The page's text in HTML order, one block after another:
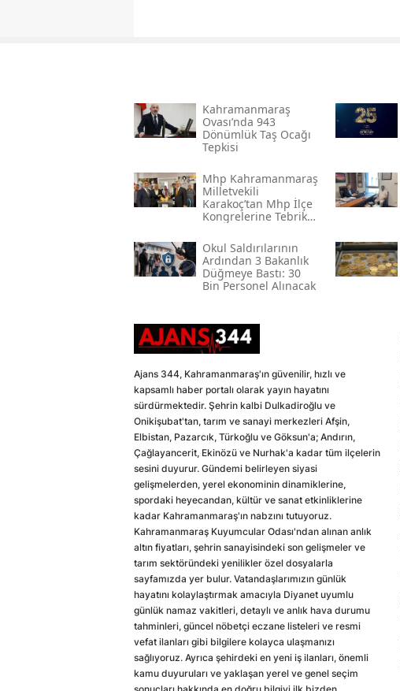
Kahramanmaraş
Ovası’nda 943
Dönümlük Taş Ocağı
Tepkisi
Mhp Kahramanmaraş
Milletvekili
Karakoç’tan Mhp İlçe
Kongrelerine Tebrik
Okul Saldırılarının
Ardından 3 Bakanlık
Düğmeye Bastı: 30
Bin Personel Alınacak
Ajans 344, Kahramanmaraş'ın güvenilir, hızlı ve
kapsamlı haber portalı olarak yayın hayatını
sürdürmektedir. Şehrin kalbi Dulkadiroğlu ve
Onikişubat'tan, tarım ve sanayi merkezleri Afşin,
Elbistan, Pazarcık, Türkoğlu ve Göksun'a; Andırın,
Çağlayancerit, Ekinözü ve Nurhak'a kadar tüm ilçelerin
sesini duyurur. Gündemi belirleyen siyasi
gelişmelerden, yerel ekonominin dinamiklerine,
spordaki heyecandan, kültür ve sanat etkinliklerine
kadar Kahramanmaraş'ın nabzını tutuyoruz.
Kahramanmaraş Kuyumcular Odası'ndan alınan anlık
altın fiyatları, şehrin sanayisindeki son gelişmeler ve
tarım sektöründeki yenilikler özel dosyalarla
sayfamızda yer bulur. Vatandaşlarımızın günlük
hayatını kolaylaştırmak amacıyla Diyanet uyumlu
günlük namaz vakitleri, detaylı ve anlık hava durumu
tahminleri, güncel nöbetçi eczane listeleri ve resmi
vefat ilanları gibi bilgilere kolayca ulaşmanızı
sağlıyoruz. Ayrıca şehirdeki en yeni iş ilanları, önemli
kamu duyuruları ve yaklaşan yerel ve genel seçim